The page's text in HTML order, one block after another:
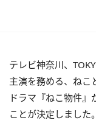
テレビ神奈川、
主演を務める、ねこ
ドラマ『ねこ物件
ことが決定しました。